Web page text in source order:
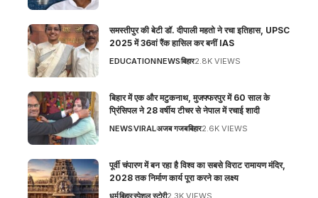
समस्तीपुर की बेटी डॉ. दीपाली महतो ने रचा इतिहास, UPSC
2025 में 36वां रैंक हासिल कर बनीं IAS
EDUCATIONNEWSबिहार2.8K VIEWS
बिहार में एक और मटुकनाथ, मुजफ्फरपुर में 60 साल के
प्रिंसिपल ने 28 वर्षीय टीचर से नेपाल में रचाई शादी
NEWSVIRALअजब गजबबिहार2.6K VIEWS
पूर्वी चंपारण में बन रहा है विश्व का सबसे विराट रामायण मंदिर,
2028 तक निर्माण कार्य पूरा करने का लक्ष्य